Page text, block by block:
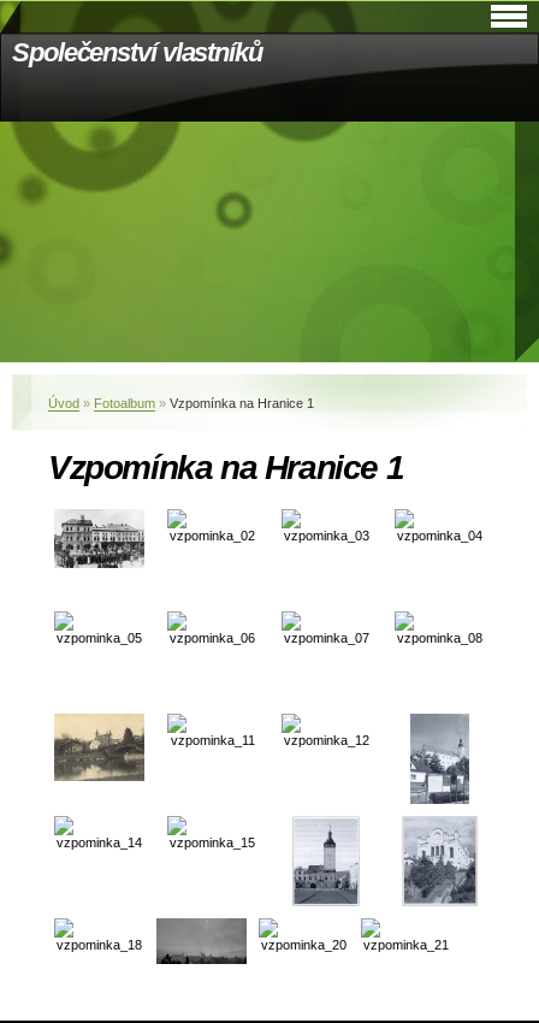
Společenství vlastníků
Úvod » Fotoalbum » Vzpomínka na Hranice 1
Vzpomínka na Hranice 1